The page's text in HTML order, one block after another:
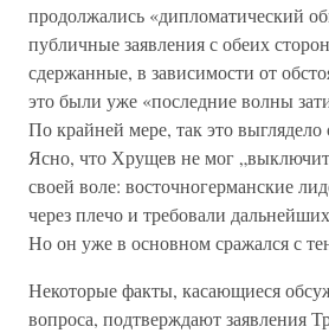
продолжались «дипломатический
публичные заявления с обеих
сдержанные, в зависимости от
это были уже «последние волны
По крайней мере, так это
Ясно, что Хрущев не мог
своей воле: восточногерманские
через плечо и требовали
Но он уже в основном сражался с
Некоторые факты, касающиеся
вопроса, подтверждают заявления